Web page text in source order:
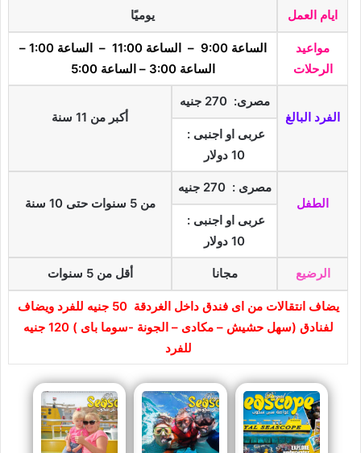
ايام العمل يوميًا
مواعيد
الرحلات
الساعة 9:00 – الساعة 11:00 – الساعة 1:00 –
الساعة 3:00 – الساعة 5:00
الفرد البالغ
مصرى: 270 جنيه
أكبر من 11 سنة
عربى او اجنبى :
10 دولار
الطفل
مصرى : 270 جنيه
من 5 سنوات حتى 10 سنة
عربى او اجنبى :
10 دولار
الرضيع مجانا أقل من 5 سنوات
يضاف انتقالات من اى فندق داخل الغردقة 50 جنيه للفرد ويضاف
لفنادق (سهل حشيش – مكادى – الجونة -سوما باى ) 120 جنيه
للفرد